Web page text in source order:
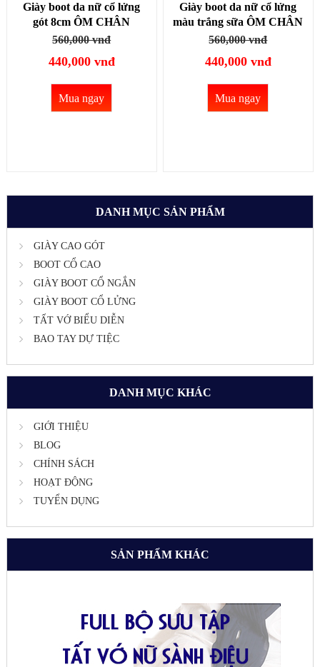
Giày boot da nữ cổ lửng
gót 8cm ÔM CHÂN
GBN9701
560,000 vnđ
440,000 vnđ
Mua ngay
Giày boot da nữ cổ lửng
màu trắng sữa ÔM CHÂN
GBN9702
560,000 vnđ
440,000 vnđ
Mua ngay
DANH MỤC SẢN PHẨM
GIÀY CAO GÓT
BOOT CỔ CAO
GIÀY BOOT CỔ NGẮN
GIÀY BOOT CỔ LỬNG
TẤT VỚ BIỂU DIỄN
BAO TAY DỰ TIỆC
DANH MỤC KHÁC
GIỚI THIỆU
BLOG
CHÍNH SÁCH
HOẠT ĐỘNG
TUYỂN DỤNG
SẢN PHẨM KHÁC